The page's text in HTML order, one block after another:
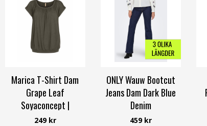
Marica T-Shirt Dam
Grape Leaf
Soyaconcept |
Smilebutiken
249 kr
ONLY Wauw Bootcut
Jeans Dam Dark Blue
Denim
ONLY
459 kr